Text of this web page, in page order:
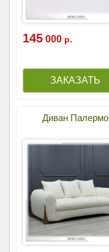
145 000 р.
Диван Палермо